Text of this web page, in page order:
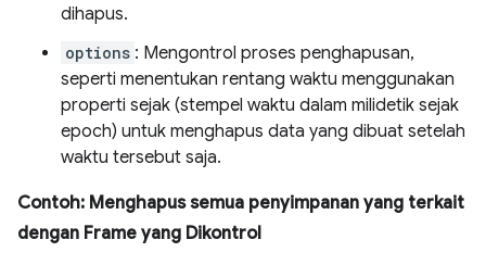
dihapus.
options : Mengontrol proses penghapusan,
seperti menentukan rentang waktu menggunakan
properti sejak (stempel waktu dalam milidetik sejak
epoch) untuk menghapus data yang dibuat setelah
waktu tersebut saja.
Contoh: Menghapus semua penyimpanan yang terkait
dengan Frame yang Dikontrol